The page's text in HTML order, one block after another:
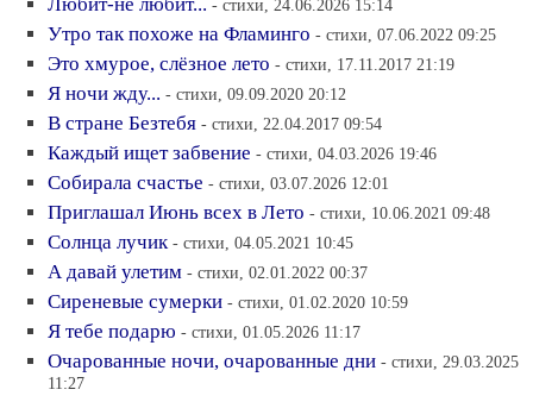
Любит-не любит... - стихи, 24.06.2026 15:14
Утро так похоже на Фламинго - стихи, 07.06.2022 09:25
Это хмурое, слёзное лето - стихи, 17.11.2017 21:19
Я ночи жду... - стихи, 09.09.2020 20:12
В стране Безтебя - стихи, 22.04.2017 09:54
Каждый ищет забвение - стихи, 04.03.2026 19:46
Собирала счастье - стихи, 03.07.2026 12:01
Приглашал Июнь всех в Лето - стихи, 10.06.2021 09:48
Солнца лучик - стихи, 04.05.2021 10:45
А давай улетим - стихи, 02.01.2022 00:37
Сиреневые сумерки - стихи, 01.02.2020 10:59
Я тебе подарю - стихи, 01.05.2026 11:17
Очарованные ночи, очарованные дни - стихи, 29.03.2025
11:27